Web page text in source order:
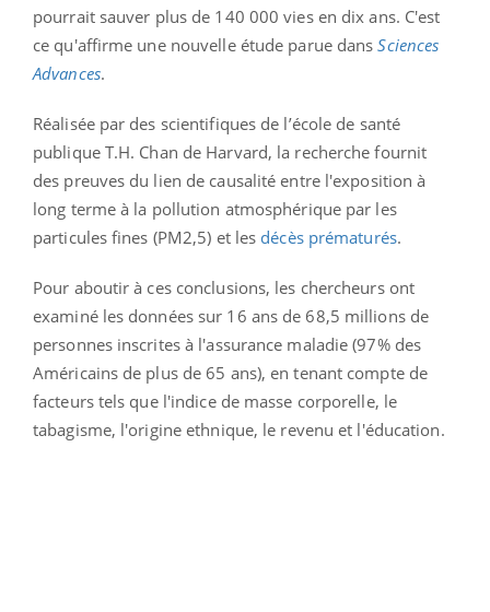
pourrait sauver plus de 140 000 vies en dix ans. C'est
ce qu'affirme une nouvelle étude parue dansSciences
Advances.
Réalisée par des scientifiques de l’école de santé
publique T.H. Chan de Harvard, la recherche fournit
des preuves du lien de causalité entre l'exposition à
long terme à la pollution atmosphérique par les
particules fines (PM2,5) et les décès prématurés.
Pour aboutir à ces conclusions, les chercheurs ont
examiné les données sur 16 ans de 68,5 millions de
personnes inscrites à l'assurance maladie (97% des
Américains de plus de 65 ans), en tenant compte de
facteurs tels que l'indice de masse corporelle, le
tabagisme, l'origine ethnique, le revenu et l'éducation.